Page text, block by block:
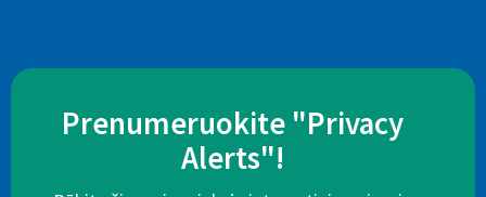
Prenumeruokite "Privacy
Alerts"!